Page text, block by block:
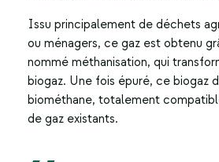
Issu principalement de déchets
ou ménagers, ce gaz est obtenu
nommé méthanisation, qui
biogaz. Une fois épuré, ce biogaz
biométhane, totalement
de gaz existants.